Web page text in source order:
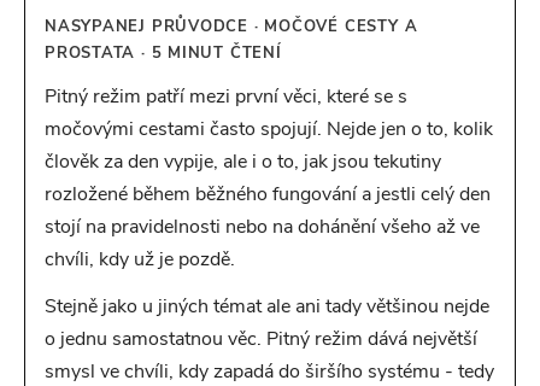
NASYPANEJ PRŮVODCE · MOČOVÉ CESTY A
PROSTATA · 5 MINUT ČTENÍ
Pitný režim patří mezi první věci, které se s
močovými cestami často spojují. Nejde jen o to, kolik
člověk za den vypije, ale i o to, jak jsou tekutiny
rozložené během běžného fungování a jestli celý den
stojí na pravidelnosti nebo na dohánění všeho až ve
chvíli, kdy už je pozdě.
Stejně jako u jiných témat ale ani tady většinou nejde
o jednu samostatnou věc. Pitný režim dává největší
smysl ve chvíli, kdy zapadá do širšího systému - tedy